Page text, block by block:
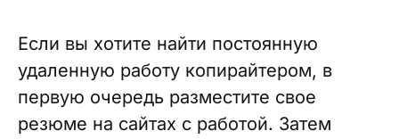
Если вы хотите найти постоянную
удаленную работу копирайтером, в
первую очередь разместите свое
резюме на сайтах с работой. Затем